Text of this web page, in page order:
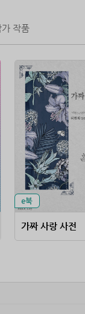
작품
가짜 사랑 사전